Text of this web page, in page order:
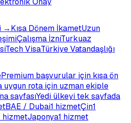
→Kısa Dönem İkametUzun
Çalışma İzniTurkuaz
Tech VisaTürkiye Vatandaşlığı
Premium başvurular için kısa ön
uygun rota için uzman ekiple
sayfasıYedi ülkeyi tek sayfada
BAE / Dubai1 hizmetÇin1
hizmetJaponya1 hizmet